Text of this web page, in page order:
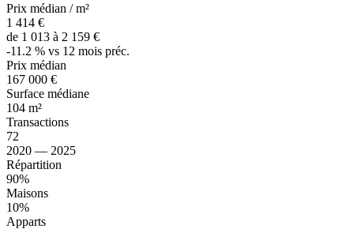
Prix médian / m²
1 414 €
de 1 013 à 2 159 €
-11.2 % vs 12 mois préc.
Prix médian
167 000 €
Surface médiane
104 m²
Transactions
72
2020 — 2025
Répartition
90%
Maisons
10%
Apparts